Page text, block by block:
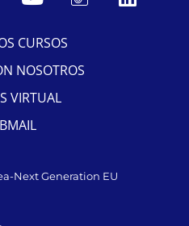
CURSOS
NOSOTROS
VIRTUAL
Next Generation EU